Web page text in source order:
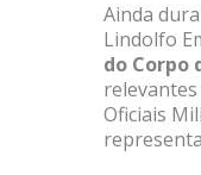
Ainda
Lindolfo
do Corpo
Oficiais